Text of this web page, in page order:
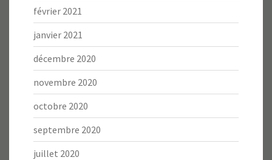
février 2021
janvier 2021
décembre 2020
novembre 2020
octobre 2020
septembre 2020
juillet 2020